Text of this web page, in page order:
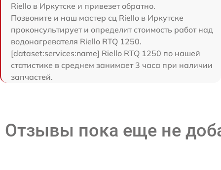
Riello в Иркутске и привезет обратно.
Позвоните и наш мастер сц Riello в Иркутске
проконсультирует и определит стоимость работ над
водонагревателя Riello RTQ 1250.
[dataset:services:name] Riello RTQ 1250 по нашей
статистике в среднем занимает 3 часа при наличии
запчастей.
Отзывы пока еще не